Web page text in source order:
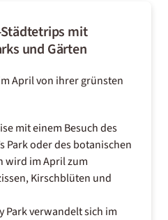
mit
und Gärten
April von ihrer grünsten
mit einem Besuch des
Park oder des botanischen
wird im April zum
Kirschblüten und
Park verwandelt sich im